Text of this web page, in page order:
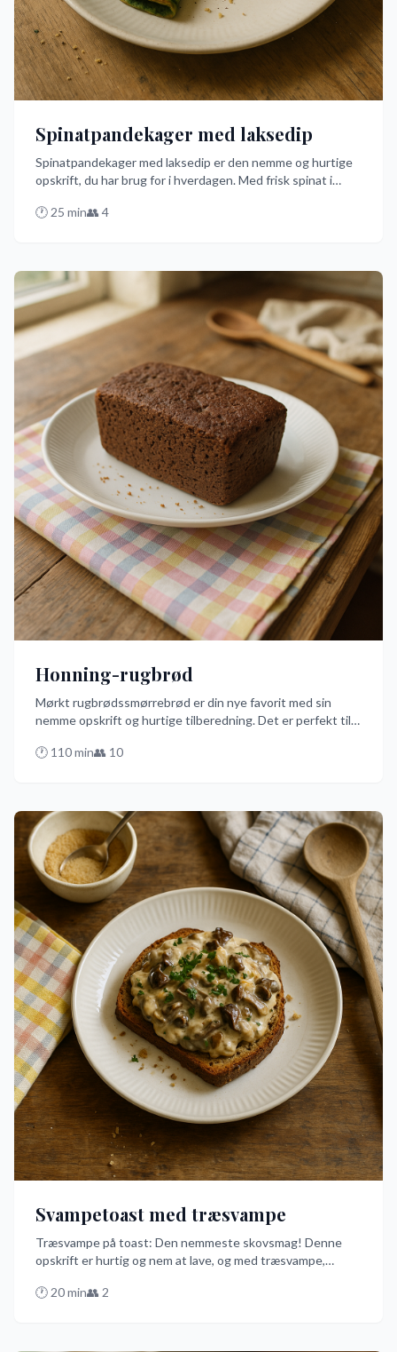
Spinatpandekager med laksedip
Spinatpandekager med laksedip er den nemme og hurtige
opskrift, du har brug for i hverdagen. Med frisk spinat i
du en smagseksplosion, der vil imponere alle. Prøv denne
🕐 25 min👥 4
Honning-rugbrød
Mørkt rugbrødssmørrebrød er din nye favorit med sin
nemme opskrift og hurtige tilberedning. Det er perfekt til
smørrebrød med et twist af honning. Prøv denne opskrift
🕐 110min👥 10
Svampetoast med træsvampe
Træsvampe på toast: Den nemmeste skovsmag! Denne
opskrift er hurtig og nem at lave, og med træsvampe,
skoven på få minutter. Den er perfekt til en travl dag, hvor
🕐 20min👥 2